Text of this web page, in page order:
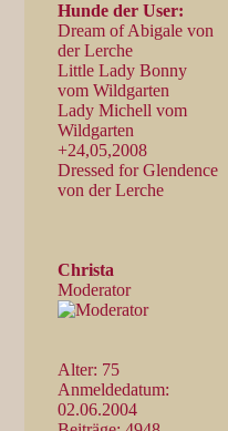
Hunde der User:
Dream of Abigale von
der Lerche
Little Lady Bonny
vom Wildgarten
Lady Michell vom
Wildgarten
+24,05,2008
Dressed for Glendence
von der Lerche
Christa
Moderator
Alter: 75
Anmeldedatum:
02.06.2004